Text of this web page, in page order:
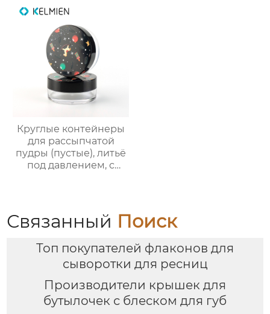
Круглые контейнеры
для рассыпчатой
пудры (пустые), литьё
под давлением, с
рисунком. Прямые
поставки с завода
Связанный Поиск
Топ покупателей флаконов для
сыворотки для ресниц
Производители крышек для
бутылочек с блеском для губ